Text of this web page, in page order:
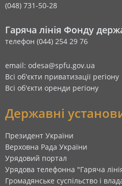
(048) 731-50-28
Гаряча лінія Фонду
телефон (044) 254 29 76
email: odesa@spfu.gov.ua
Всі об'єкти приватизації регіону
Всі об'єкти оренди регіону
Державні
Президент України
Верховна Рада України
Урядовий портал
Урядова телефонна "Гаряча
Громадянське суспільство і